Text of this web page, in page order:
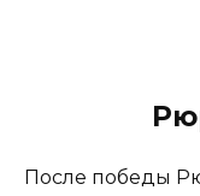
После победы